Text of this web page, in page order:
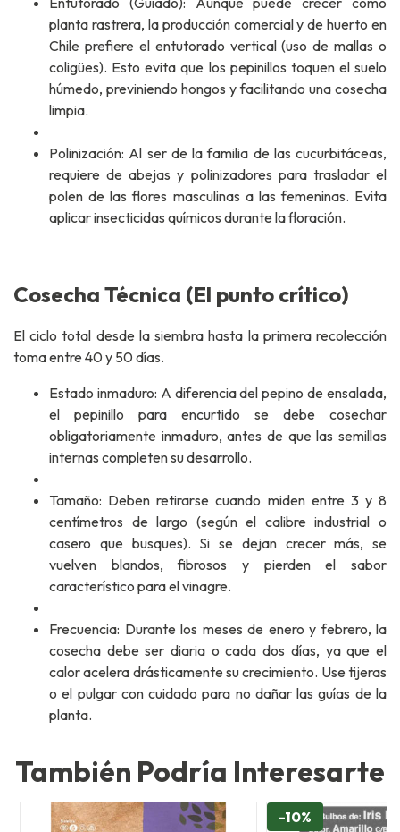
planta rastrera, la producción comercial y de huerto en
Chile prefiere el entutorado vertical (uso de mallas o
coligües). Esto evita que los pepinillos toquen el suelo
húmedo, previniendo hongos y facilitando una cosecha
limpia.
Polinización: Al ser de la familia de las cucurbitáceas,
requiere de abejas y polinizadores para trasladar el
polen de las flores masculinas a las femeninas. Evita
aplicar insecticidas químicos durante la floración.
Cosecha Técnica (El punto crítico)
El ciclo total desde la siembra hasta la primera recolección
toma entre 40 y 50 días.
Estado inmaduro: A diferencia del pepino de ensalada,
el pepinillo para encurtido se debe cosechar
obligatoriamente inmaduro, antes de que las semillas
internas completen su desarrollo.
Tamaño: Deben retirarse cuando miden entre 3 y 8
centímetros de largo (según el calibre industrial o
casero que busques). Si se dejan crecer más, se
vuelven blandos, fibrosos y pierden el sabor
característico para el vinagre.
Frecuencia: Durante los meses de enero y febrero, la
cosecha debe ser diaria o cada dos días, ya que el
calor acelera drásticamente su crecimiento. Use tijeras
o el pulgar con cuidado para no dañar las guías de la
planta.
También Podría Interesarte
-10%